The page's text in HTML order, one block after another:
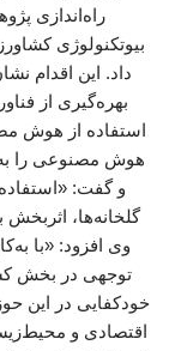
راه‌اندازی
بیوتکنولوژی
داد. این اقدام
بهره‌گیری از
استفاده از هوش
هوش مصنوعی را
و گفت:
گلخانه‌ها،
وی افزود: «با
توجهی در بخش
خودکفایی در این
اقتصادی و